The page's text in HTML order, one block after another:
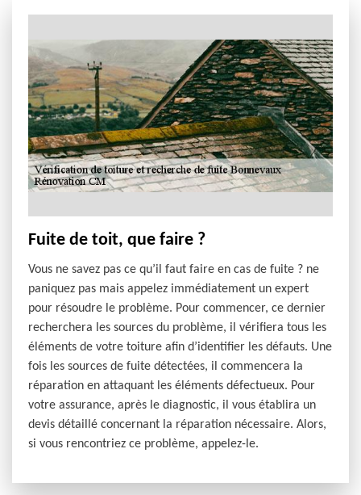
Fuite de toit, que faire ?
Vous ne savez pas ce qu’il faut faire en cas de fuite ? ne
paniquez pas mais appelez immédiatement un expert
pour résoudre le problème. Pour commencer, ce dernier
recherchera les sources du problème, il vérifiera tous les
éléments de votre toiture afin d’identifier les défauts. Une
fois les sources de fuite détectées, il commencera la
réparation en attaquant les éléments défectueux. Pour
votre assurance, après le diagnostic, il vous établira un
devis détaillé concernant la réparation nécessaire. Alors,
si vous rencontriez ce problème, appelez-le.